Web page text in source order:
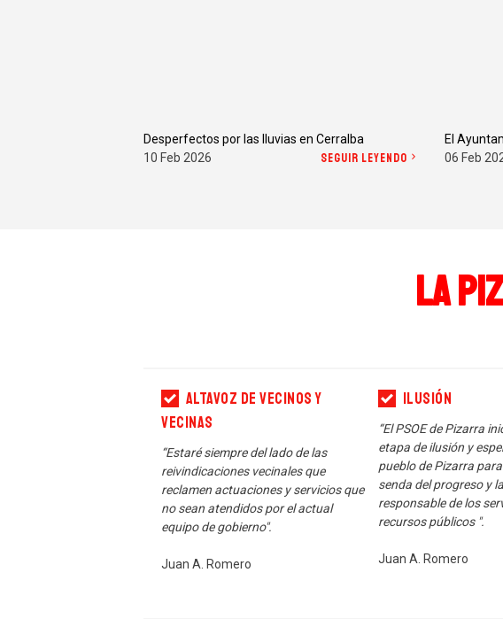
Desperfectos por las lluvias en Cerralba
10 Feb 2026
SEGUIR LEYENDO
06 Feb
LA
Altavoz de vecinos y
vecinas
“Estaré siempre del lado de las
reivindicaciones vecinales que
reclamen actuaciones y servicios que
no sean atendidos por el actual
equipo de gobierno".
Juan A. Romero
Ilusión
“El PSOE de Pizarra
etapa de ilusión y
pueblo de Pizarra
senda del progreso y
responsable de los
recursos públicos ".
Juan A. Romero